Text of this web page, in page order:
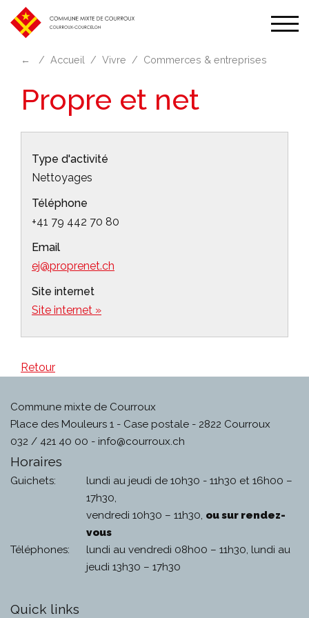
← Accueil Vivre Commerces & entreprises
Propre et net
Type d'activité
Nettoyages
Téléphone
+41 79 442 70 80
Email
ej@proprenet.ch
Site internet
Site internet »
Retour
Commune mixte de Courroux
Place des Mouleurs 1 - Case postale - 2822 Courroux
032 / 421 40 00 - info@courroux.ch
Horaires
Guichets:
lundi au jeudi de 10h30 - 11h30 et 16h00 –
17h30,
vendredi 10h30 – 11h30, ou sur rendez-
vous
Téléphones:
lundi au vendredi 08h00 – 11h30, lundi au
jeudi 13h30 – 17h30
Quick links